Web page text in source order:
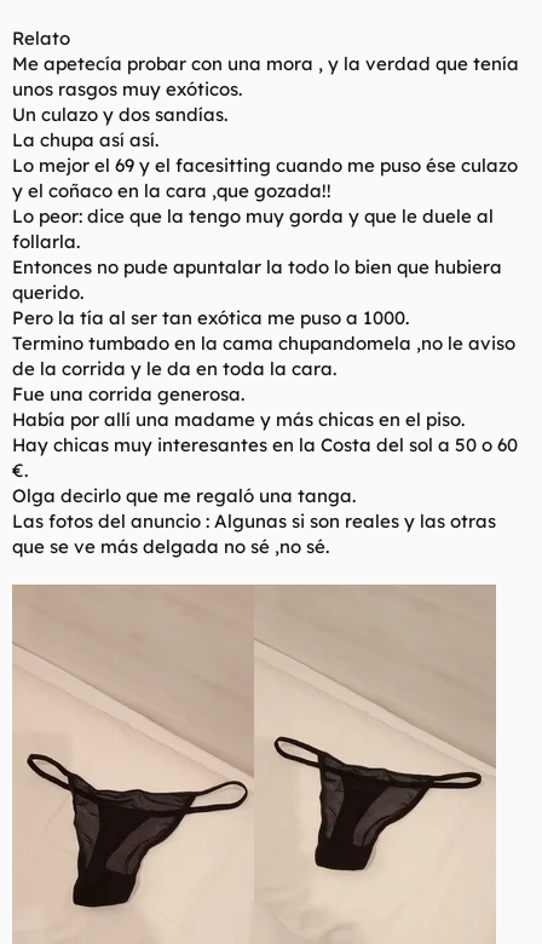
Relato
Me apetecía probar con una mora , y la verdad que tenía
unos rasgos muy exóticos.
Un culazo y dos sandías.
La chupa así así.
Lo mejor el 69 y el facesitting cuando me puso ése culazo
y el coñaco en la cara ,que gozada!!
Lo peor: dice que la tengo muy gorda y que le duele al
follarla.
Entonces no pude apuntalar la todo lo bien que hubiera
querido.
Pero la tía al ser tan exótica me puso a 1000.
Termino tumbado en la cama chupandomela ,no le aviso
de la corrida y le da en toda la cara.
Fue una corrida generosa.
Había por allí una madame y más chicas en el piso.
Hay chicas muy interesantes en la Costa del sol a 50 o 60
€.
Olga decirlo que me regaló una tanga.
Las fotos del anuncio : Algunas si son reales y las otras
que se ve más delgada no sé ,no sé.